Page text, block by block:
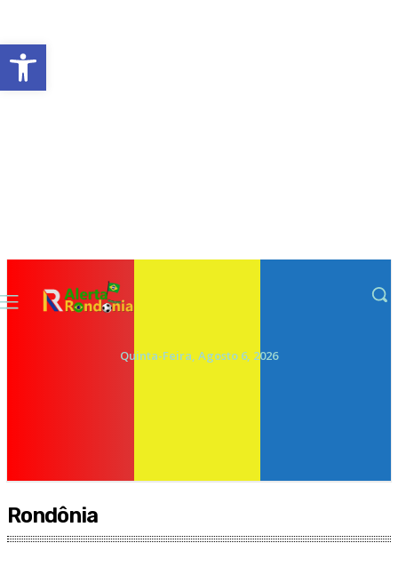
Quinta-Feira, Agosto 6, 2026
Rondônia
Abrir a barra de ferramentas